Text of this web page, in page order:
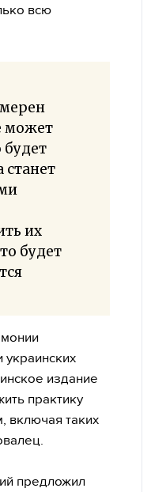
всю
может
будет
станет
их
будет
издание
практику
включая таких
предложил